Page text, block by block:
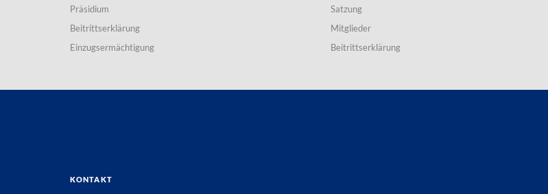
Präsidium
Beitrittserklärung
Einzugsermächtigung
Satzung
Mitglieder
Beitrittserklärung
Kontakt